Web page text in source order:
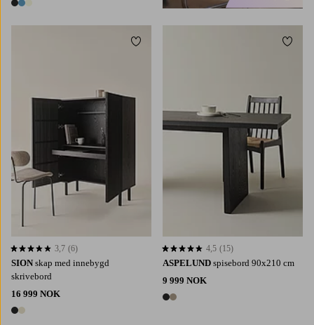
3 farger
SION skap med innebygd
skrivebord
16 999 NOK
2 farger
3,7 basert på 6 karaktergivninger
3,7 (6)
Legg til favoritter
ASPELUND spisebord 90x210 cm
9 999 NOK
2 farger
4,5 basert på 15 karaktergivninger
4,5 (15)
Legg